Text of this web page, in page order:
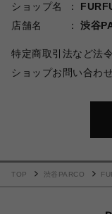
ショップ名
店舗名
渋谷
特定商取引法など法
ショップお問い合わ
TOP 渋谷PARCO